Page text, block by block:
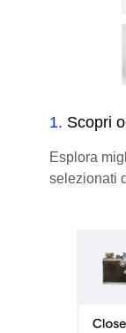
1. Scopri
Esplora
selezionati